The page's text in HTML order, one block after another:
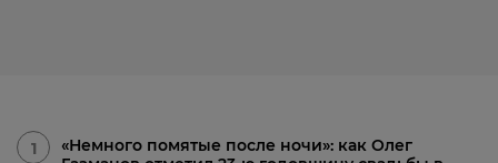
1
«Немного помятые после ночи»: как Олег